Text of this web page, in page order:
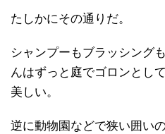
たしかにその通りだ。
シャンプーもブラッシング
んはずっと庭でゴロンとし
美しい。
逆に動物園などで狭い囲い